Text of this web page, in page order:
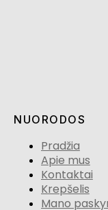
NUORODOS
Pradžia
Apie mus
Kontaktai
Krepšelis
Mano